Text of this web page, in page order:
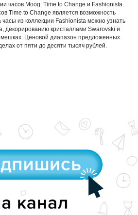
часов Moog: Time to Сhange и Fashionista.
Time to Сhange является возможность
из коллекции Fashionista можно узнать
декорированию кристаллами Swarovski и
Ценовой диапазон предложенных
от пяти до десяти тысяч рублей.